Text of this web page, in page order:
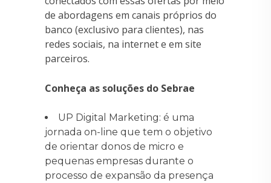
de abordagens em canais próprios do
banco (exclusivo para clientes), nas
redes sociais, na internet e em site
parceiros.
Conheça as soluções do Sebrae
UP Digital Marketing: é uma
jornada on-line que tem o objetivo
de orientar donos de micro e
pequenas empresas durante o
processo de expansão da presença